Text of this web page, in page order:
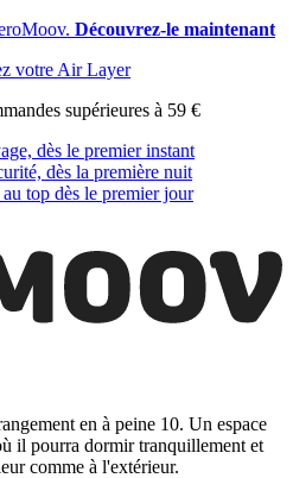
Découvrez-le maintenant
votre Air Layer
supérieures à 59 €
dès le premier instant
dès la première nuit
top dès le premier jour
en à peine 10. Un espace
il pourra dormir tranquillement et
comme à l'extérieur.